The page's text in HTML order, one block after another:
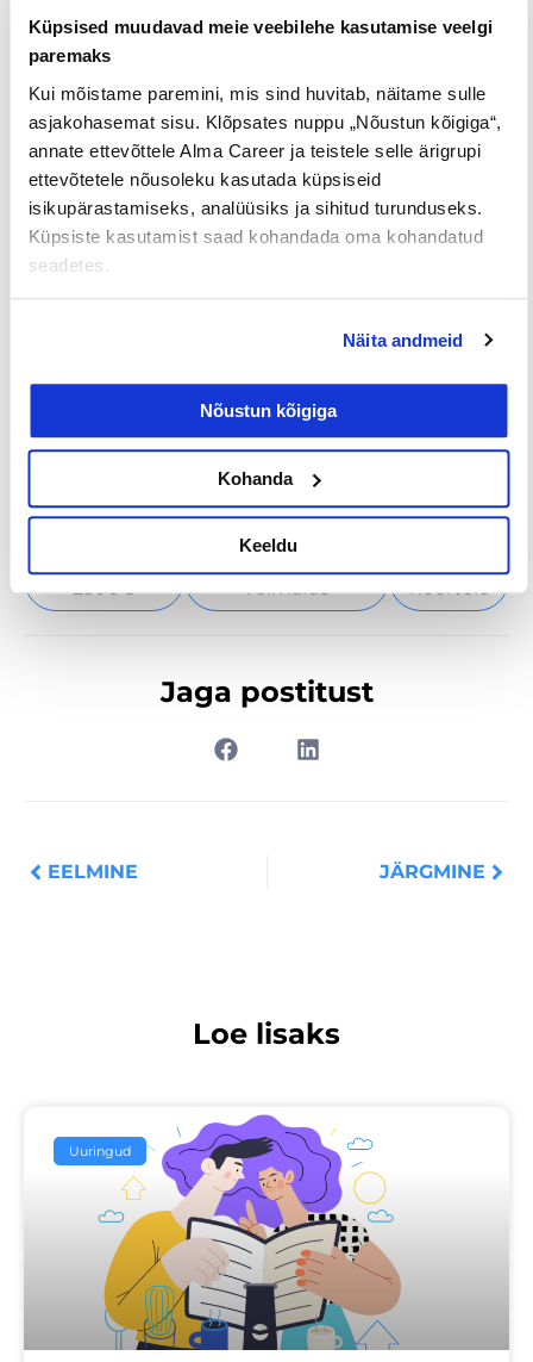
Küpsised muudavad meie veebilehe kasutamise veelgi
paremaks
Kui mõistame paremini, mis sind huvitab, näitame sulle
asjakohasemat sisu. Klõpsates nuppu „Nõustun kõigiga“,
annate ettevõttele Alma Career ja teistele selle ärigrupi
ettevõtetele nõusoleku kasutada küpsiseid
isikupärastamiseks, analüüsiks ja sihitud turunduseks.
Küpsiste kasutamist saad kohandada oma kohandatud
seadetes.
Näita andmeid
Nõustun kõigiga
Kohanda
Keeldu
kui kandidaadi jaoks, seetõttu on arukas sellele
eraldi aeg planeerida.
See kõik tuleb tuttav ette, aga ettevõttes pole
juhtidel mahti detailidesse süveneda? Et
kandidaate mitte puuduliku tagasiside tõttu
kaotada ja ka kõik teised värbamisprotsessi
osad hästi ja tulemuslikult tehtud saaks, on
abiks kogenud CV.ee
meeskond!
Tööpakkumised € Avaliku
palgaga töö
Kaugtöö ja
kodukontor
Palk alates
2500€
Lisateenimise
võimalus
Töö
noortele
Jaga postitust
EELMINE JÄRGMINE
Loe lisaks
Uuringud